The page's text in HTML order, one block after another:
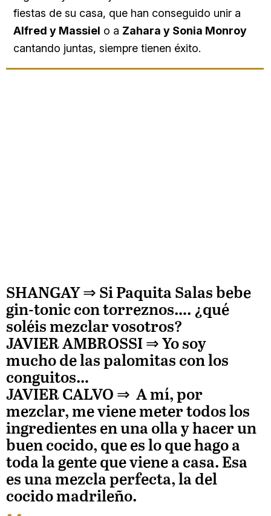
fiestas de su casa, que han conseguido unir a
Alfred y Massiel o a Zahara y Sonia Monroy
cantando juntas, siempre tienen éxito.
SHANGAY ⇒ Si Paquita Salas bebe
gin-tonic con torreznos…. ¿qué
soléis mezclar vosotros?
JAVIER AMBROSSI ⇒ Yo soy
mucho de las palomitas con los
conguitos…
JAVIER CALVO ⇒ A mí, por
mezclar, me viene meter todos los
ingredientes en una olla y hacer un
buen cocido, que es lo que hago a
toda la gente que viene a casa. Esa
es una mezcla perfecta, la del
cocido madrileño.